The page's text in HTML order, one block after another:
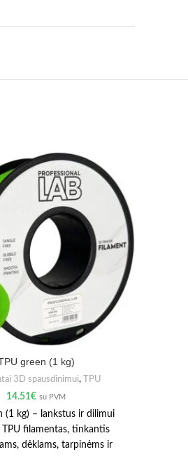
green (1 kg)
3D spausdinimui,
TPU
14.51€ su PVM
(1 kg) – lankstus ir dilimui
TPU filamentas, tinkantis
dėklams, tarpinėms ir